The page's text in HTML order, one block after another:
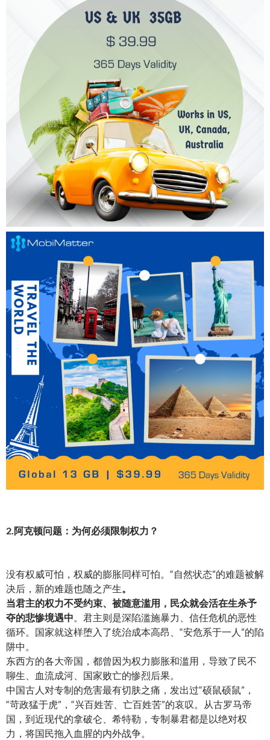
2.阿克顿问题：为何必须限制权力？
没有权威可怕，权威的膨胀同样可怕。“自然状态”的难题被解
决后，新的难题也随之产生。
当君主的权力不受约束、被随意滥用，民众就会活在生杀予
夺的悲惨境遇中。君主则是深陷滥施暴力、信任危机的恶性
循环。国家就这样堕入了统治成本高昂、“安危系于一人”的陷
阱中。
东西方的各大帝国，都曾因为权力膨胀和滥用，导致了民不
聊生、血流成河、国家败亡的惨烈后果。
中国古人对专制的危害最有切肤之痛，发出过“硕鼠硕鼠”，
“苛政猛于虎”，“兴百姓苦、亡百姓苦”的哀叹。从古罗马帝
国，到近现代的拿破仑、希特勒，专制暴君都是以绝对权
力，将国民拖入血腥的内外战争。